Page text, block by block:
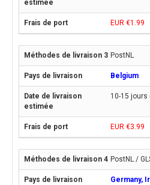
EUR €1.99
PostNL
Belgium
10-15 jours
EUR €3.99
PostNL /
Germany,